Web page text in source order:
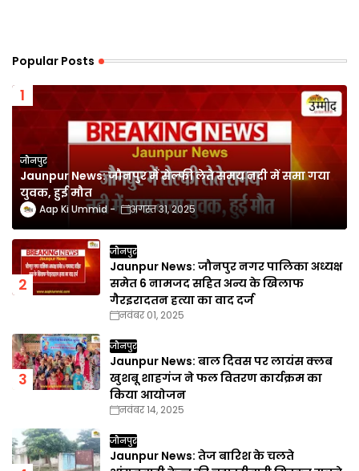
Popular Posts
जौनपुर
Jaunpur News: जौनपुर में सेल्फी लेते समय नदी में समा गया
युवक, हुई मौत
Aap Ki Ummid अगस्त 31, 2025
जौनपुर
Jaunpur News: जौनपुर नगर पालिका अध्यक्ष
समेत 6 नामजद सहित अन्य के खिलाफ
गैरइरादतन हत्या का वाद दर्ज
नवंबर 01, 2025
जौनपुर
Jaunpur News: बाल दिवस पर लायंस क्लब
खुशबू शाहगंज ने फल वितरण कार्यक्रम का
किया आयोजन
नवंबर 14, 2025
जौनपुर
Jaunpur News: तेज बारिश के चलते